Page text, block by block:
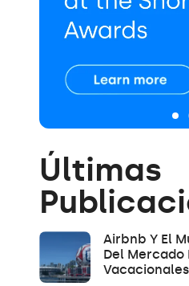
Últimas
Airbnb Y El
Del Mercado
Vacacionales